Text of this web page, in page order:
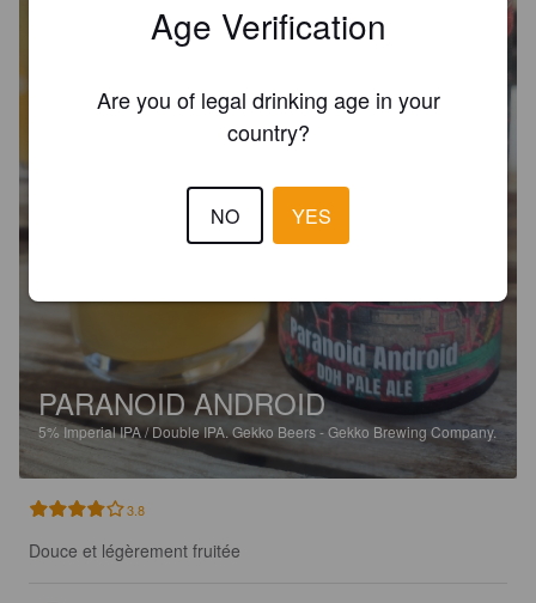
PARANOID ANDROID
5% Imperial IPA / Double IPA.Gekko Beers - Gekko Brewing Company.
3.8
Douce et légèrement fruitée
Age Verification
Are you of legal drinking age in your
country?
NO YES